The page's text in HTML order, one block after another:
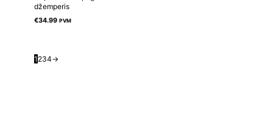
džemperis
€34.99 PVM
1 234→